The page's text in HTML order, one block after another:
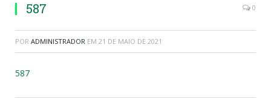
587 0
POR ADMINISTRADOR EM 21 DE MAIO DE 2021
587